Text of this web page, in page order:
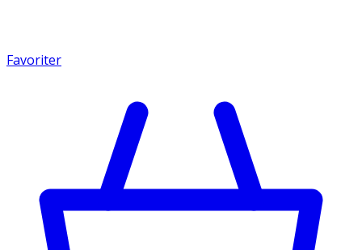
Favoriter